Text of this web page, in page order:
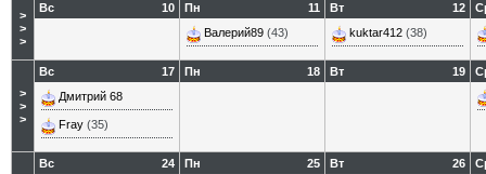
>
>
>
10
Вс 11
Пн
Валерий89 (43)
12
Вт
kuktar412 (38)
>
>
>
17
Вс
Дмитрий 68
Fray (35)
18
Пн 19
Вт
24
Вс
25
Пн 26
Вт